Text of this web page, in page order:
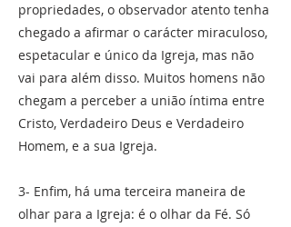
propriedades, o observador atento tenha
chegado a afirmar o carácter miraculoso,
espetacular e único da Igreja, mas não
vai para além disso. Muitos homens não
chegam a perceber a união íntima entre
Cristo, Verdadeiro Deus e Verdadeiro
Homem, e a sua Igreja.
3- Enfim, há uma terceira maneira de
olhar para a Igreja: é o olhar da Fé. Só